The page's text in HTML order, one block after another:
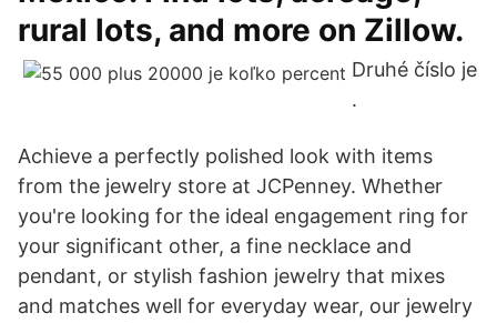
rural lots, and more on Zillow.
Druhé číslo je
.
Achieve a perfectly polished look with items
from the jewelry store at JCPenney. Whether
you're looking for the ideal engagement ring for
your significant other, a fine necklace and
pendant, or stylish fashion jewelry that mixes
and matches well for everyday wear, our jewelry